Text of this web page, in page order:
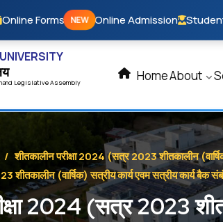
Online Forms NEW Online Admission
Legislative Assembly HomeAbout
/ शीतकालीन परीक्षा 2024 (सत्र 2023 शीतकालीन
शीतकालीन (वार्षिक) सत्रीय कार्य एवम सत्रीय कार्य बैक
2024 (सत्र 2023